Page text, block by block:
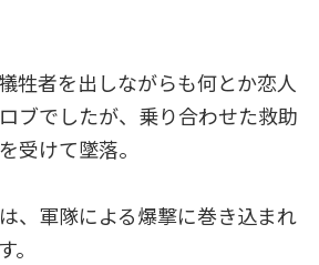
牲者を出しながらも何とか恋人
ブでしたが、乗り合わせた救助
受けて墜落。
、軍隊による爆撃に巻き込まれ